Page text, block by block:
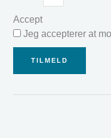
Accept
Jeg accepterer at
TILMELD